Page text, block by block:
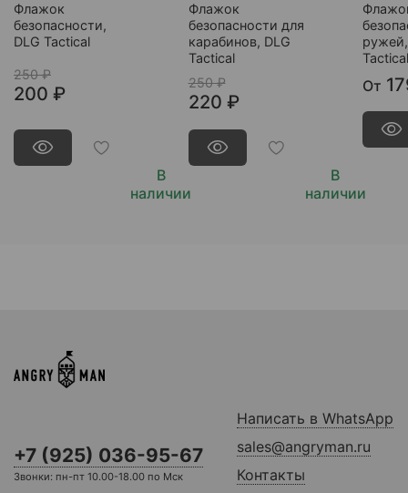
Флажок
безопасности,
DLG Tactical
В
наличии
250 ₽
200 ₽
Флажок
безопасности для
карабинов, DLG
Tactical
В
наличии
250 ₽
220 ₽
Tactical
От
+7 (925) 036-95-67
Звонки: пн-пт 10.00-18.00 по Мск
Написать в WhatsApp
sales@angryman.ru
Контакты